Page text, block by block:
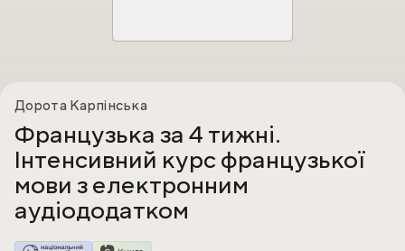
Дорота Карпінська
Французька за 4 тижні.
Інтенсивний курс французької
мови з електронним
аудіододатком